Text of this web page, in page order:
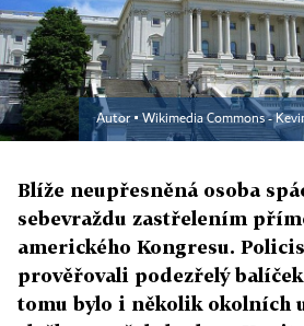
Autor ▪ Wikimedia Commons -
Blíže neupřesněná osoba
sebevraždu zastřelením
amerického Kongresu.
prověřovali podezřelý
tomu bylo i několik okolních